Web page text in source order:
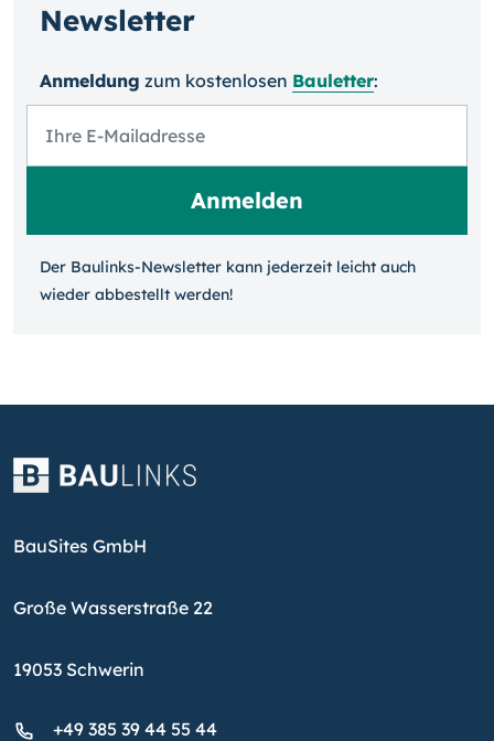
Newsletter
Anmeldung zum kosten­losen Bauletter:
Der Baulinks-Newsletter kann jeder­zeit leicht auch
wieder ab­bestellt werden!
BauSites GmbH
Große Wasserstraße 22
19053 Schwerin
+49 385 39 44 55 44